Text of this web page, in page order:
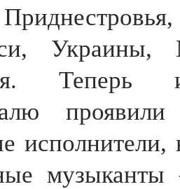
Теперь
исполнители,
музыканты